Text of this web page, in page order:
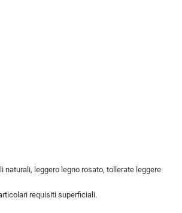
leggero legno rosato, tollerate leggere
requisiti superficiali.